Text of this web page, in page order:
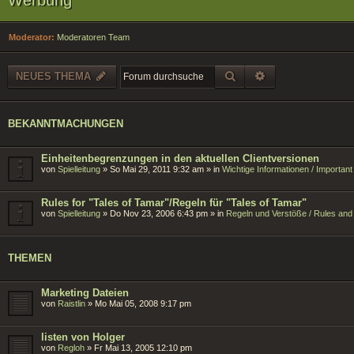
Moderator: Moderatoren Team
NEUES THEMA SUCHE
BEKANNTMACHUNGEN
Einheitenbegrenzungen in den aktuellen Clientversionen
von Spielleitung » So Mai 29, 2011 9:32 am » in Wichtige Informationen /
Rules for "Tales of Tamar"/Regeln für "Tales of Tamar"
von Spielleitung » Do Nov 23, 2006 6:43 pm » in Regeln und Verstöße / Rules and
THEMEN
Marketing Dateien
von Raistlin » Mo Mai 05, 2008 9:17 pm
listen von Holger
von Regloh » Fr Mai 13, 2005 12:10 pm